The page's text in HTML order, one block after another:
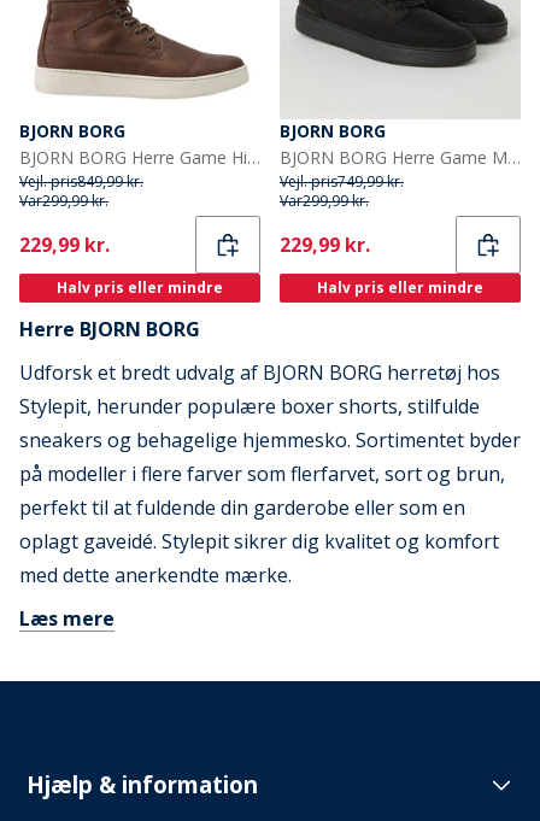
BJORN BORG
BJORN BORG Herre Game High T1055 Sneakers Cognac
Vejl. pris849,99 kr.
Var299,99 kr.
Current
229,99 kr.
Halv pris eller mindre
BJORN BORG
BJORN BORG Herre Game Mid T 1050 Sneakers Sort
Vejl. pris749,99 kr.
Var299,99 kr.
Current
229,99 kr.
Halv pris eller mindre
Herre BJORN BORG
Udforsk et bredt udvalg af BJORN BORG herretøj hos
Stylepit, herunder populære boxer shorts, stilfulde
sneakers og behagelige hjemmesko. Sortimentet byder
på modeller i flere farver som flerfarvet, sort og brun,
perfekt til at fuldende din garderobe eller som en
oplagt gaveidé. Stylepit sikrer dig kvalitet og komfort
med dette anerkendte mærke.
Læs mere
Hjælp & information